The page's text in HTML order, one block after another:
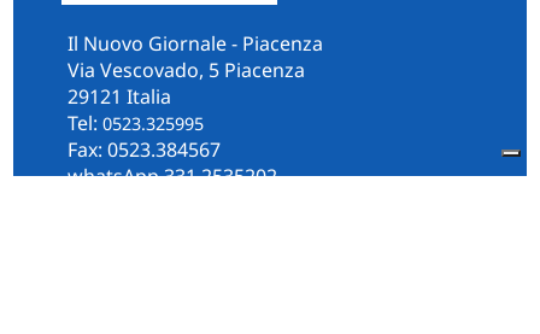
Il Nuovo Giornale - Piacenza
Via Vescovado, 5 Piacenza
29121 Italia
Tel: 0523.325995
Fax: 0523.384567
whatsApp 331.2535202